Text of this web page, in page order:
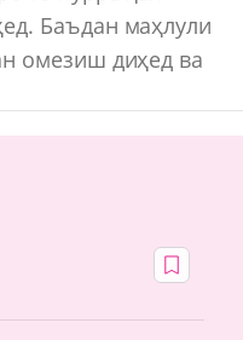
Баъдан маҳлули
омезиш диҳед ва